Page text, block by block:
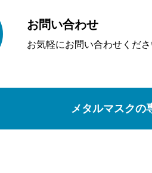
お問い合わせ
お気軽にお問い合わせくださ
メタルマスクの